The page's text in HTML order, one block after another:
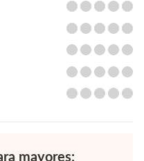
mayores: